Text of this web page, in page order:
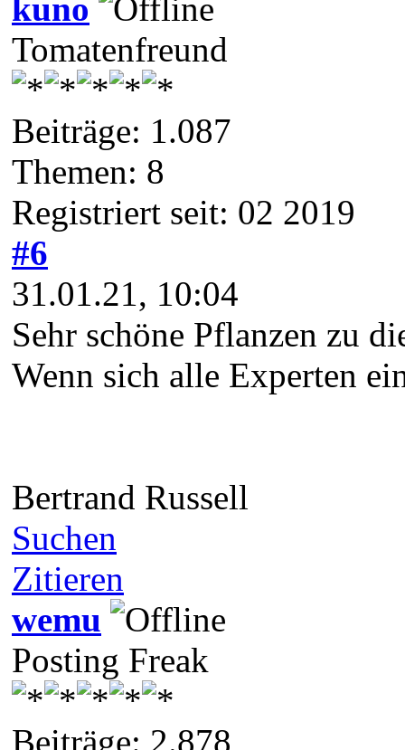
kuno
Tomatenfreund
Beiträge: 1.087
Themen: 8
Registriert seit: 02 2019
#6
31.01.21, 10:04
Sehr schöne Pflanzen zu
Wenn sich alle Experten
Bertrand Russell
Suchen
Zitieren
wemu
Posting Freak
Beiträge: 2.878